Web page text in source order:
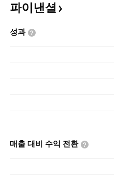
파이낸셜
성과
매출 대비 수익 전환